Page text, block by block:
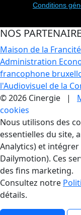
Conditions
NOS
Maison de la Francité
Administration
francophone
l'Audiovisuel de la
© 2026 Cinergie |
cookies
Gestion des
Nous utilisons des
essentielles du site,
Analytics) et intégrer
Dailymotion). Ces
des fins marketing.
Consultez notre
détails.